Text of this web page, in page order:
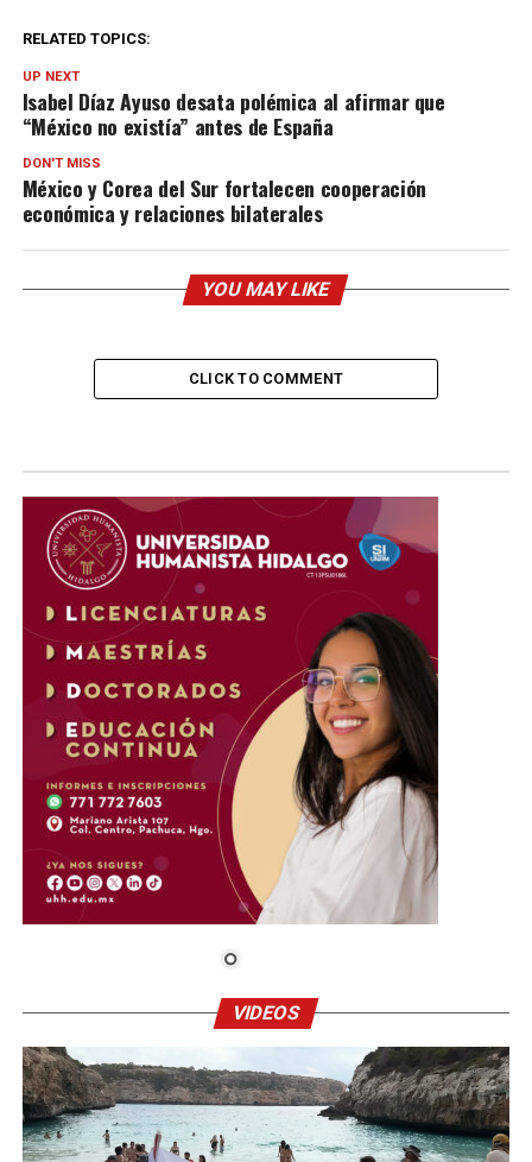
RELATED TOPICS:
UP NEXT
Isabel Díaz Ayuso desata polémica al afirmar que
“México no existía” antes de España
DON'T MISS
México y Corea del Sur fortalecen cooperación
económica y relaciones bilaterales
YOU MAY LIKE
CLICK TO COMMENT
VIDEOS